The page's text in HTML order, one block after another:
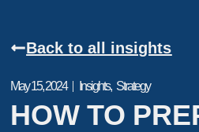
Back to all insights
May 15, 2024 Insights, Strategy
HOW TO